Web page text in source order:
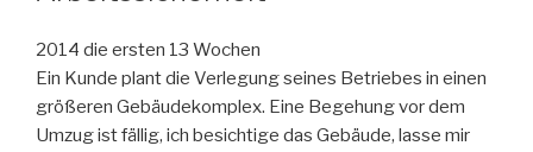
2014 die ersten 13 Wochen
Ein Kunde plant die Verlegung seines Betriebes in einen
größeren Gebäudekomplex. Eine Begehung vor dem
Umzug ist fällig, ich besichtige das Gebäude, lasse mir